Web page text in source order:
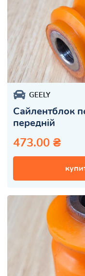
GEELY
Сайлентблок
передній
473.00 ₴